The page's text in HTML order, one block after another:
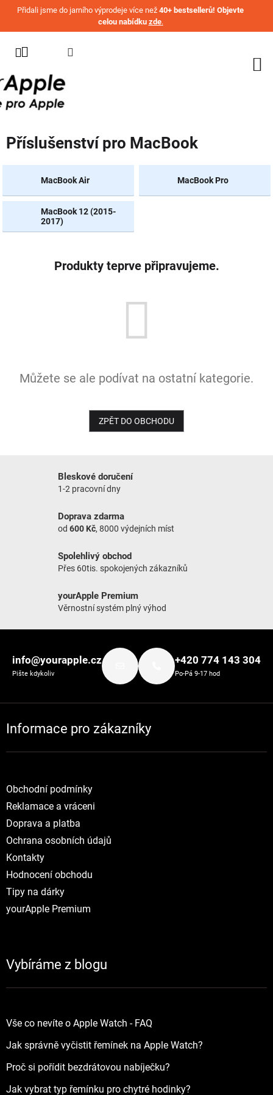
Přejít na obsah
Přidali jsme do jarního výprodeje více než 40+ bestsellerů! Objevte
celou nabídku zde.
IPHONE
MACBOOK
AIRPODS
AIRTAG
OSTATNÍ
ZNAČKY
Příslušenství pro MacBook
MacBook Air MacBook Pro
MacBook 12 (2015-
2017)
Produkty teprve připravujeme.
Můžete se ale podívat na ostatní kategorie.
ZPĚT DO OBCHODU
Bleskové doručení
1-2 pracovní dny
Doprava zdarma
od 600 Kč, 8000 výdejních míst
Spolehlivý obchod
Přes 60tis. spokojených zákazníků
yourApple Premium
Věrnostní systém plný výhod
info@yourapple.cz
Pište kdykoliv
+420 774 143 304
Po-Pá 9-17 hod
Informace pro zákazníky
Obchodní podmínky
Reklamace a vráceni
Doprava a platba
Ochrana osobních údajů
Kontakty
Hodnocení obchodu
Tipy na dárky
yourApple Premium
Vybíráme z blogu
Vše co nevíte o Apple Watch - FAQ
Jak správně vyčistit řemínek na Apple Watch?
Proč si pořídit bezdrátovou nabíječku?
Jak vybrat typ řemínku pro chytré hodinky?